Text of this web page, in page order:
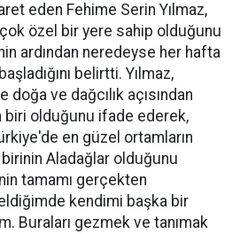
eden Fehime Serin Yılmaz,
özel bir yere sahip olduğunu
ardından neredeyse her hafta
belirtti. Yılmaz,
doğa ve dağcılık açısından
olduğunu ifade ederek,
en güzel ortamların
Aladağlar olduğunu
tamamı gerçekten
kendimi başka bir
Buraları gezmek ve tanımak